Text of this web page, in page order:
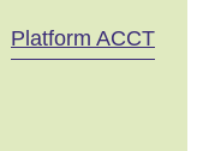
Platform ACCT